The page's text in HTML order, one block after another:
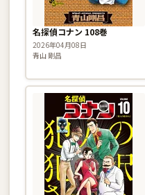
名探偵コナン 108巻
2026年04月08日
青山 剛昌